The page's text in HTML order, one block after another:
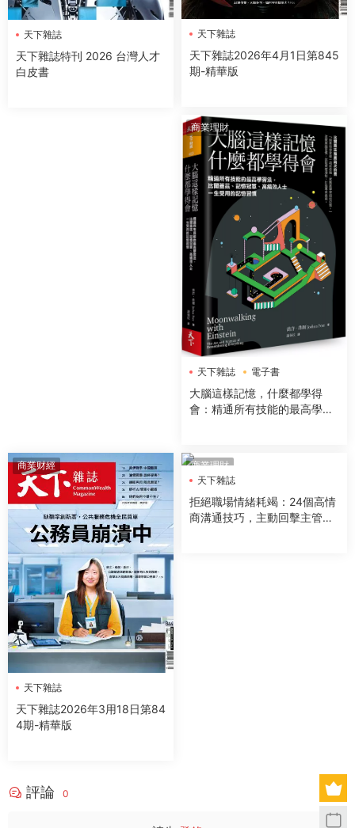
天下雜誌
天下雜誌特刊 2026 台灣人才
白皮書
天下雜誌
天下雜誌2026年4月1日第845
期-精華版
商業理財
天下雜誌 電子書
大腦這樣記憶，什麼都學得
會：精通所有技能的最高學習
商業财經
天下雜誌
天下雜誌2026年3用18日第84
4期-精華版
商業理財
天下雜誌
拒絕職場情緒耗竭：24個高情
商溝通技巧，主動回擊主管、
評論 0